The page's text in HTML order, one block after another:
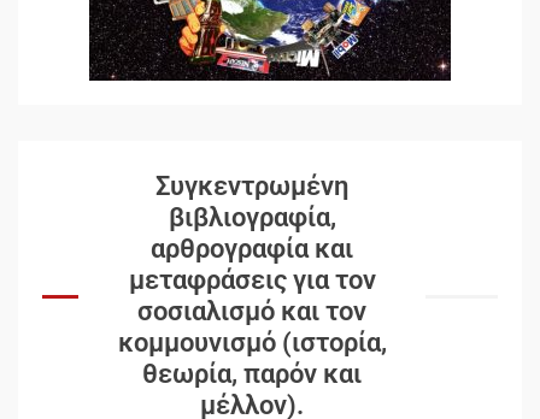
Συγκεντρωμένη
βιβλιογραφία,
αρθρογραφία και
μεταφράσεις για τον
σοσιαλισμό και τον
κομμουνισμό (ιστορία,
θεωρία, παρόν και
μέλλον).